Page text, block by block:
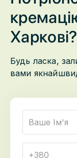
Харкові?
Будь ласка,
вами